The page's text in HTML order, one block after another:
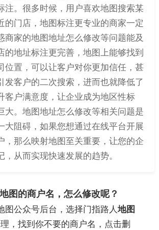
注。很多时候，用户喜欢地图搜索某
的门店，地图标注更专业的商家一定
商家的地图地址怎么修改等问题能及
的地址标注更完善，地图上能够找到
位置，可以让客户对你更加信任，甚
发客户的二次搜索，进而也就降低了
客户满意度，让企业成为地区性标
大。地图地址怎么修改等相关问题是
大阻碍，如果您想通过在线平台开展
，那么映射地图至关重要，让您的企
，从而实现快速发展的趋势。
图的商户名，怎么修改呢？
图公众号后台，选择门指路人地图
，找到你不要的商户名，点击删